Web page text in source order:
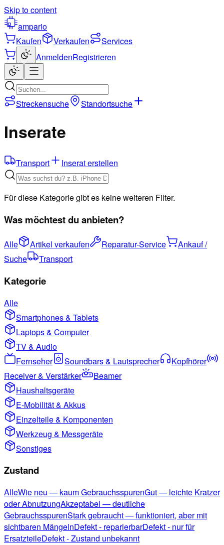
Skip to content
ampario
Kaufen
Verkaufen
Services
AnmeldenRegistrieren
Streckensuche Standortsuche
Inserate
Transport Inserat erstellen
Für diese Kategorie gibt es keine weiteren Filter.
Was möchtest du anbieten?
Alle Artikel verkaufen Reparatur-Service
Ankauf /
Suche
Transport
Kategorie
Alle
Smartphones & Tablets
Laptops & Computer
TV & Audio
Fernseher
Soundbars & Lautsprecher
Kopfhörer
Receiver & Verstärker
Beamer
Haushaltsgeräte
E-Mobilität & Akkus
Einzelteile & Komponenten
Werkzeug & Messgeräte
Sonstiges
Zustand
AlleWie neu — kaum GebrauchsspurenGut — leichte Kratzer
oder AbnutzungAkzeptabel — deutliche
GebrauchsspurenStark gebraucht — funktioniert, aber mit
sichtbaren MängelnDefekt - reparierbarDefekt - nur für
ErsatzteileDefekt - Zustand unbekannt